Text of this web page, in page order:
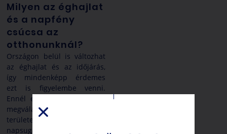
Milyen az éghajlat
és a napfény
csúcsa az
otthonunknál?
Országon belül is változhat
az éghajlat és az időjárás,
így mindenképp érdemes
ezt is figyelembe venni.
Ennél egy fokkal fontosabb
megválaszolni, hogy az adott
területen milyen mértékű a
napsugárzás. Körülbelül